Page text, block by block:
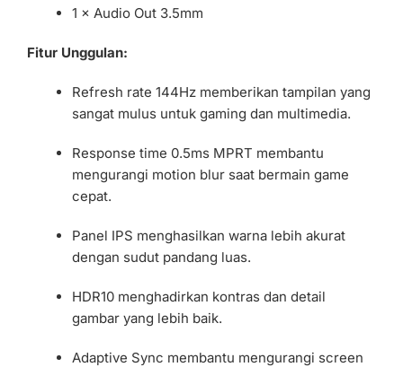
1 × Audio Out 3.5mm
Fitur Unggulan:
Refresh rate 144Hz memberikan tampilan yang
sangat mulus untuk gaming dan multimedia.
Response time 0.5ms MPRT membantu
mengurangi motion blur saat bermain game
cepat.
Panel IPS menghasilkan warna lebih akurat
dengan sudut pandang luas.
HDR10 menghadirkan kontras dan detail
gambar yang lebih baik.
Adaptive Sync membantu mengurangi screen